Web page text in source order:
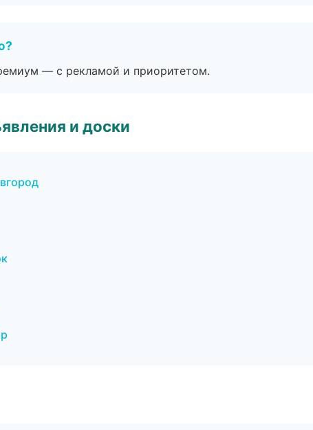
— с рекламой и приоритетом.
и доски